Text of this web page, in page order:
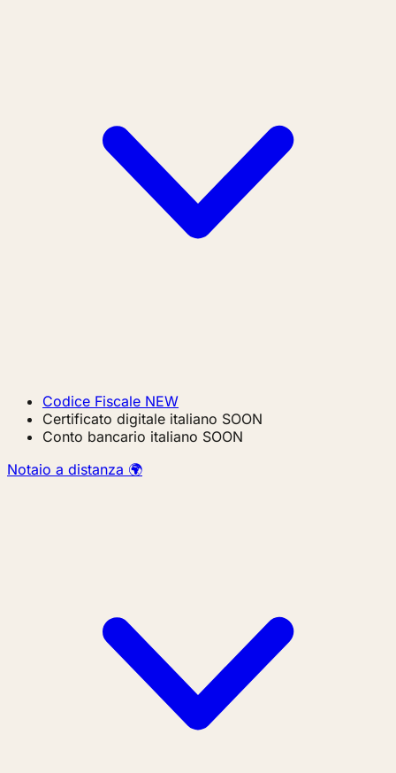
Codice Fiscale NEW
Certificato digitale italiano SOON
Conto bancario italiano SOON
Notaio a distanza 🌍